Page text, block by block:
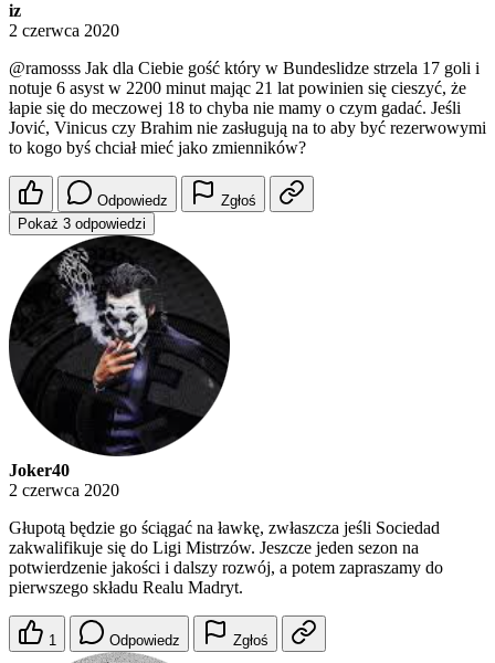
iz
2 czerwca 2020
@ramosss Jak dla Ciebie gość który w Bundeslidze strzela 17 goli i
notuje 6 asyst w 2200 minut mając 21 lat powinien się cieszyć, że
łapie się do meczowej 18 to chyba nie mamy o czym gadać. Jeśli
Jović, Vinicus czy Brahim nie zasługują na to aby być rezerwowymi
to kogo byś chciał mieć jako zmienników?
Odpowiedz
Zgłoś
Pokaż 3 odpowiedzi
Joker40
2 czerwca 2020
Głupotą będzie go ściągać na ławkę, zwłaszcza jeśli Sociedad
zakwalifikuje się do Ligi Mistrzów. Jeszcze jeden sezon na
potwierdzenie jakości i dalszy rozwój, a potem zapraszamy do
pierwszego składu Realu Madryt.
1 Odpowiedz Zgłoś